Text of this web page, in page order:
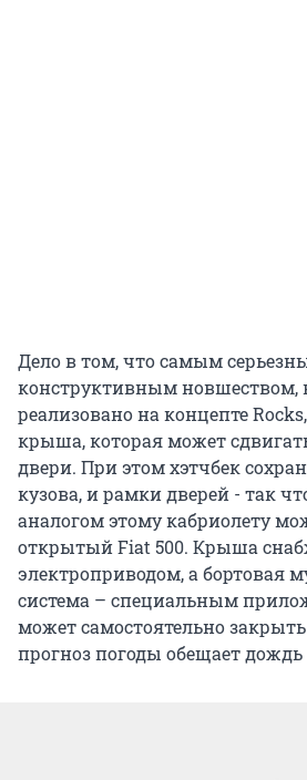
Дело в том, что самым
конструктивным новшеством,
реализовано на концепте
крыша, которая может
двери. При этом хэтчбек
кузова, и рамки дверей - так
аналогом этому кабриолету
открытый Fiat 500. Крыша
электроприводом, а бортовая
система – специальным
может самостоятельно
прогноз погоды обещает